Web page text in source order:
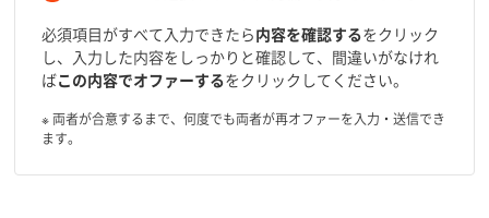
必須項目がすべて入力できたら内容を確認するをクリック
し、入力した内容をしっかりと確認して、間違いがなけれ
ばこの内容でオファーするをクリックしてください。
※ 両者が合意するまで、何度でも両者が再オファーを入力・送信でき
ます。